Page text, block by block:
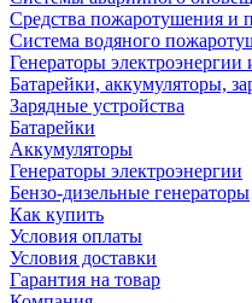
Средства пожаротушения и
Система водяного
Генераторы
Батарейки, аккумуляторы,
Зарядные устройства
Батарейки
Аккумуляторы
Генераторы электроэнергии
Бензо-дизельные генераторы
Как купить
Условия оплаты
Условия доставки
Гарантия на товар